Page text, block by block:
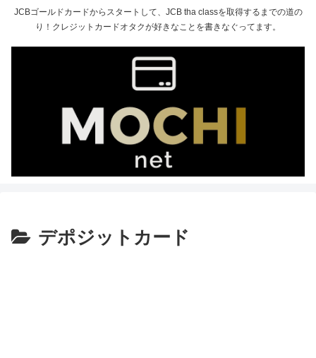
JCBゴールドカードからスタートして、JCB tha classを取得するまでの道の
り！クレジットカードオタクが好きなことを書きなぐってます。
デポジットカード